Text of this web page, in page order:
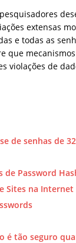
extensas
e todas as
que
violações de
de senhas de
de Password
Sites na Internet
é tão seguro